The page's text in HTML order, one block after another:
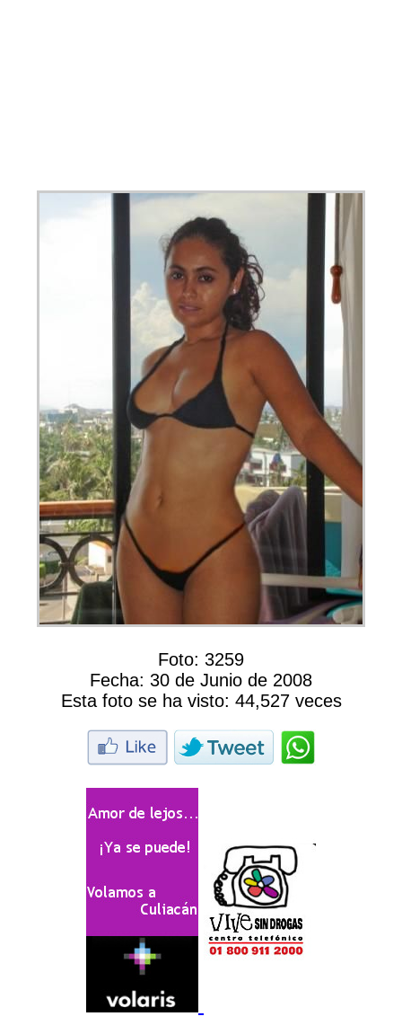
Foto: 3259
Fecha: 30 de Junio de 2008
Esta foto se ha visto: 44,527 veces